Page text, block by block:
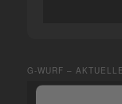
G-WURF –